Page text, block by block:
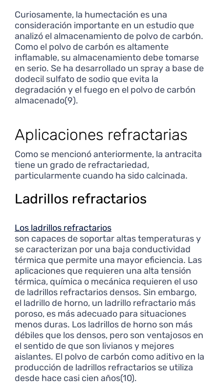
Curiosamente, la humectación es una
consideración importante en un estudio que
analizó el almacenamiento de polvo de carbón.
Como el polvo de carbón es altamente
inflamable, su almacenamiento debe tomarse
en serio. Se ha desarrollado un spray a base de
dodecil sulfato de sodio que evita la
degradación y el fuego en el polvo de carbón
almacenado(9).
Aplicaciones refractarias
Como se mencionó anteriormente, la antracita
tiene un grado de refractariedad,
particularmente cuando ha sido calcinada.
Ladrillos refractarios
Los ladrillos refractarios
son capaces de soportar altas temperaturas y
se caracterizan por una baja conductividad
térmica que permite una mayor eficiencia. Las
aplicaciones que requieren una alta tensión
térmica, química o mecánica requieren el uso
de ladrillos refractarios densos. Sin embargo,
el ladrillo de horno, un ladrillo refractario más
poroso, es más adecuado para situaciones
menos duras. Los ladrillos de horno son más
débiles que los densos, pero son ventajosos en
el sentido de que son livianos y mejores
aislantes. El polvo de carbón como aditivo en la
producción de ladrillos refractarios se utiliza
desde hace casi cien años(10).